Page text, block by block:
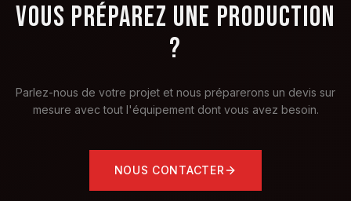
VOUS PRÉPAREZ UNE PRODUCTION
?
Parlez-nous de votre projet et nous préparerons un devis sur
mesure avec tout l'équipement dont vous avez besoin.
NOUS CONTACTER